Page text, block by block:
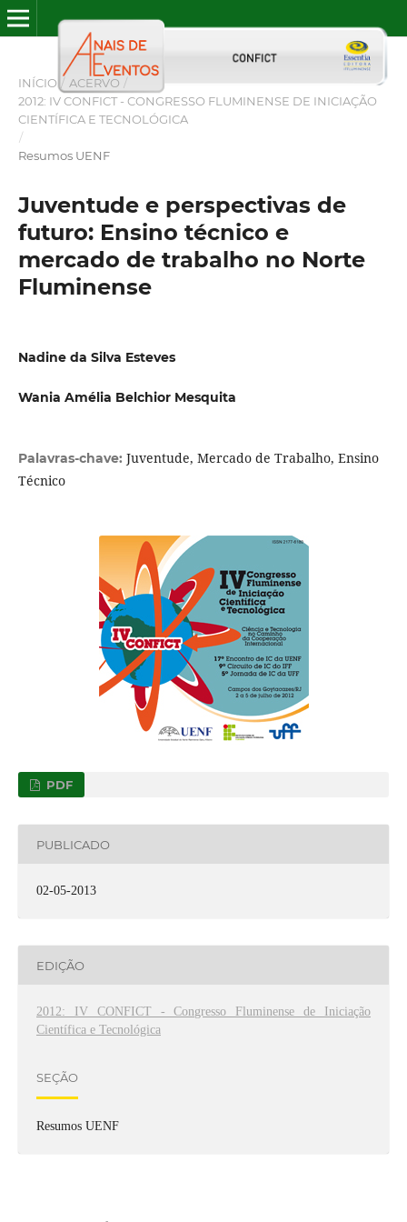
INÍCIO / ACERVO /
2012: IV CONFICT - CONGRESSO FLUMINENSE DE INICIAÇÃO
CIENTÍFICA E TECNOLÓGICA
/
Resumos UENF
Juventude e perspectivas de
futuro: Ensino técnico e
mercado de trabalho no Norte
Fluminense
Nadine da Silva Esteves
Wania Amélia Belchior Mesquita
Palavras-chave: Juventude, Mercado de Trabalho, Ensino
Técnico
PDF
PUBLICADO
02-05-2013
EDIÇÃO
2012: IV CONFICT - Congresso Fluminense de Iniciação
Científica e Tecnológica
SEÇÃO
Resumos UENF